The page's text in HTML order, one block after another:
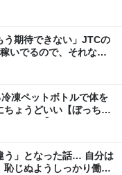
う期待できない」JTCの
いでるので、それなら
凍ペットボトルで体を
ょうどいい【ぼっち・
てる？】
う」となった話… 自分は
恥じぬようしっかり働